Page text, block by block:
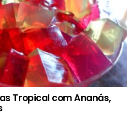
Tropical com Ananás,